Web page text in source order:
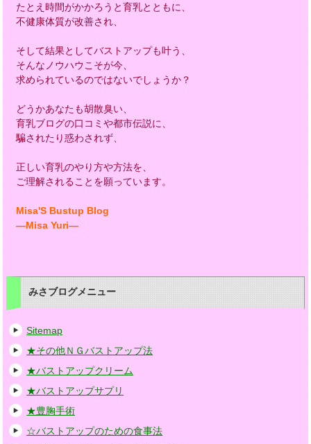
たとえ時間がかかろうと育乳とともに、
不健康体質が改善され、
そして結果としてバストアップも叶う、
そんなノウハウこそが今、
求められているのではないでしょうか？
どうかあなたも胡散臭い、
育乳ブログの口コミや都市伝説に、
騙されたり惑わされず、
正しい育乳のやり方や方法を、
ご理解されることを願っています。
Misa'S Bustup Blog
―Misa Yuri―
みさブログメニュー
Sitemap
★その他ＮＧバストアップ法
★バストアップクリーム
★バストアップサプリ
★豊胸手術
☆バストアップのための食事法